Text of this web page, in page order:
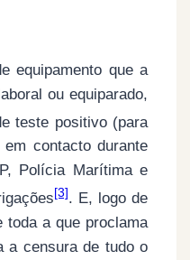
equipamento que a
ou equiparado,
teste positivo (para
contacto durante
Polícia Marítima e
[3]. E, logo de
toda a que proclama
a censura de tudo o